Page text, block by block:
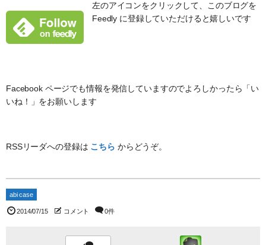
左のアイコンをクリックして、このブログを
Feedly に登録していただけると嬉しいです
Facebook ページでも情報を発信していますのでよろしかったら「い
いね！」をお願いします
RSSリーダへの登録は こちら からどうぞ。
abi case
2014/07/15 コメント 0件